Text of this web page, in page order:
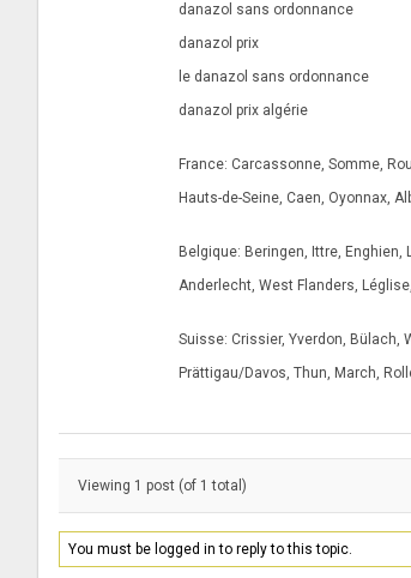
danazol sans ordonnance
danazol prix
le danazol sans ordonnance
danazol prix algérie
France: Carcassonne, Somme,
Hauts-de-Seine, Caen, Oyonnax,
Belgique: Beringen, Ittre, Enghien,
Anderlecht, West Flanders,
Suisse: Crissier, Yverdon, Bülach,
Prättigau/Davos, Thun, March,
Viewing 1 post (of 1 total)
You must be logged in to reply to this topic.